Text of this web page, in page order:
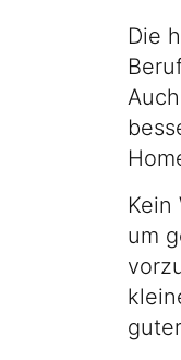
Die
um